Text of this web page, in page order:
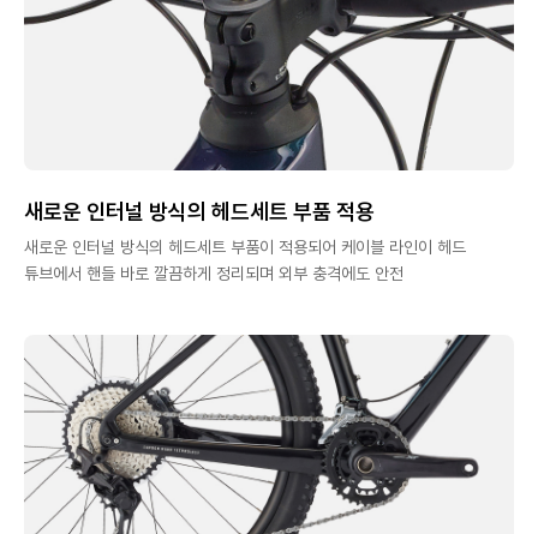
새로운 인터널 방식의 헤드세트 부품 적용
새로운 인터널 방식의 헤드세트 부품이 적용되어 케이블 라인이 헤드
튜브에서 핸들 바로 깔끔하게 정리되며 외부 충격에도 안전